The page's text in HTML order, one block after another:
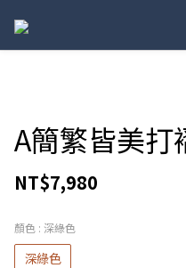
A簡繁皆美打
NT$7,980
顏色 : 深綠色
深綠色